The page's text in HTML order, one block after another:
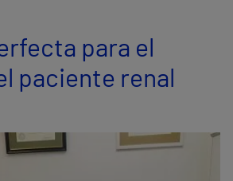
para el
paciente renal